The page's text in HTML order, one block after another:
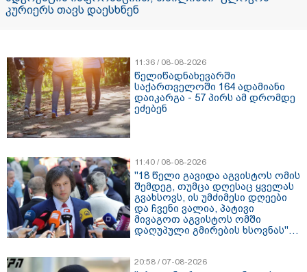
კურიერს თავს დაესხნენ
11:36 / 08-08-2026
წელიწადნახევარში
საქართველოში 164 ადამიანი
დაიკარგა - 57 პირს ამ დრომდე
ეძებენ
11:40 / 08-08-2026
"18 წელი გავიდა აგვისტოს ომის
შემდეგ, თუმცა დღესაც ყველას
გვახსოვს, ის უმძიმესი დღეები
და ჩვენი ვალია, პატივი
მივაგოთ აგვისტოს ომში
დაღუპული გმირების ხსოვნას" -
20:58 / 07-08-2026